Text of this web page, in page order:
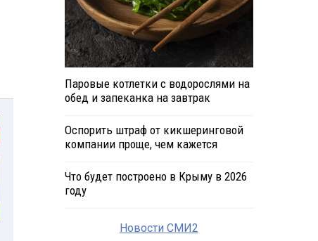
Паровые котлетки с водорослями на
обед и запеканка на завтрак
Оспорить штраф от кикшеринговой
компании проще, чем кажется
Что будет построено в Крыму в 2026
году
Новости СМИ2